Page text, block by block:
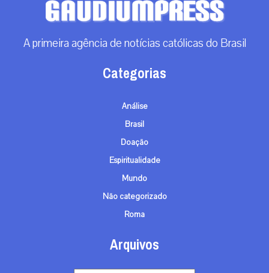
A primeira agência de notícias católicas do Brasil
Categorias
Análise
Brasil
Doação
Espiritualidade
Mundo
Não categorizado
Roma
Arquivos